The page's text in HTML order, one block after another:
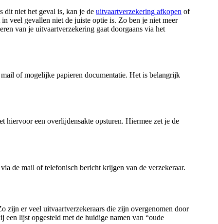
dit niet het geval is, kan je de uitvaartverzekering afkopen of
veel gevallen niet de juiste optie is. Zo ben je niet meer
van je uitvaartverzekering gaat doorgaans via het
of mogelijke papieren documentatie. Het is belangrijk
hiervoor een overlijdensakte opsturen. Hiermee zet je de
de mail of telefonisch bericht krijgen van de verzekeraar.
zijn er veel uitvaartverzekeraars die zijn overgenomen door
een lijst opgesteld met de huidige namen van “oude